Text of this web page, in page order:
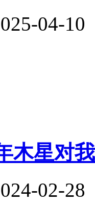
04-10
木星对
02-28